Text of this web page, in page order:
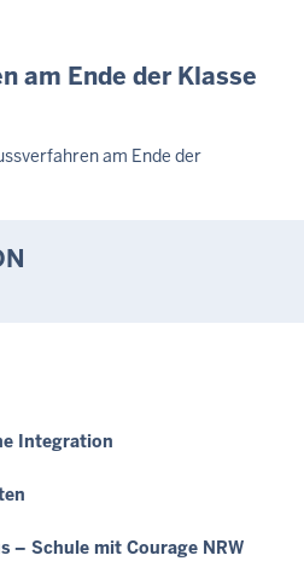
am Ende der Klasse
am Ende der
Integration
– Schule mit Courage NRW